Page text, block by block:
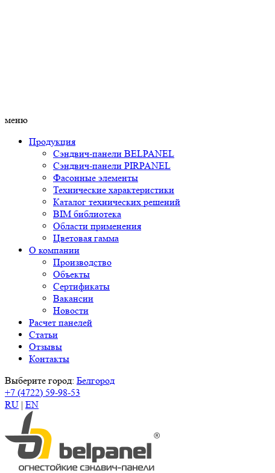
меню
Продукция
Сэндвич-панели BELPANEL
Сэндвич-панели PIRPANEL
Фасонные элементы
Технические характеристики
Каталог технических решений
BIM библиотека
Области применения
Цветовая гамма
О компании
Производство
Объекты
Сертификаты
Вакансии
Новости
Расчет панелей
Статьи
Отзывы
Контакты
Выберите город: Белгород
+7 (4722) 59-98-53
RU | EN